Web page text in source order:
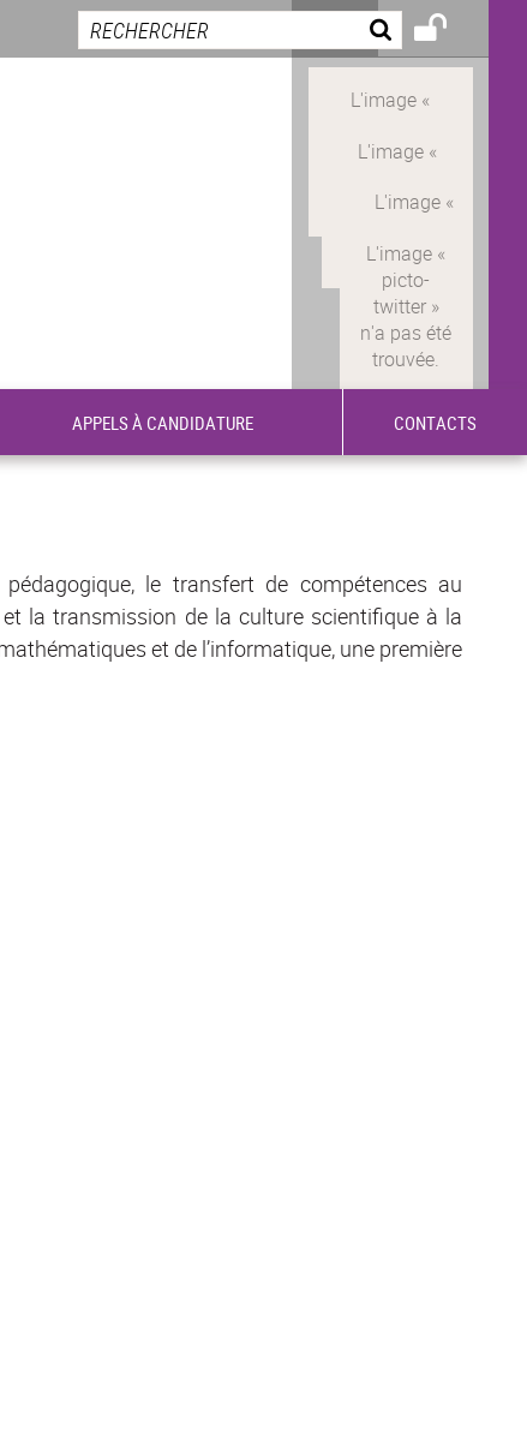
APPELS À CANDIDATURE CONTACTS
le transfert de compétences au
la transmission de la culture scientifique à la
et de l’informatique, une première